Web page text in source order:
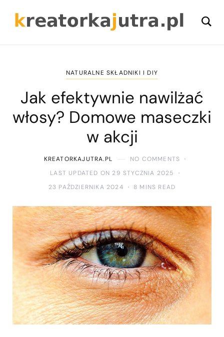
NATURALNE SKŁADNIKI I DIY
Jak efektywnie nawilżać
włosy? Domowe maseczki
w akcji
KREATORKAJUTRA.PL
NO COMMENTS
LAST UPDATED ON 29 STYCZNIA 2025
23 PAŹDZIERNIKA 2024
8 MINS READ